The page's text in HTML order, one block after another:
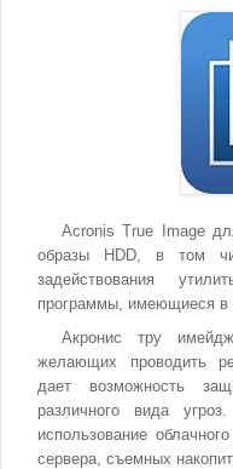
Acronis True Image
образы HDD, в том
задействования
программы, имеющиеся в
Акронис тру
желающих проводить
дает возможность
различного вида
использование
сервера, съемных